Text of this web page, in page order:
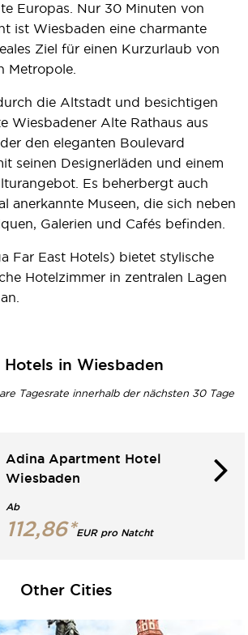
Europas. Nur 30 Minuten von
ist Wiesbaden eine charmante
Ziel für einen Kurzurlaub von
Metropole.
die Altstadt und besichtigen
Wiesbadener Alte Rathaus aus
den eleganten Boulevard
seinen Designerläden und einem
Es beherbergt auch
anerkannte Museen, die sich neben
Galerien und Cafés befinden.
Far East Hotels) bietet stylische
Hotelzimmer in zentralen Lagen
Hotels in Wiesbaden
Tagesrate innerhalb der nächsten 30 Tage
Adina Apartment Hotel
Wiesbaden
Ab
112,86*EUR pro Natcht
Other Cities